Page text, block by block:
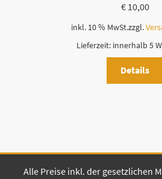
€10,00
inkl. 10 % MwSt.zzgl.
Lieferzeit: innerhalb 5
Details
Alle Preise inkl. der gesetzlichen